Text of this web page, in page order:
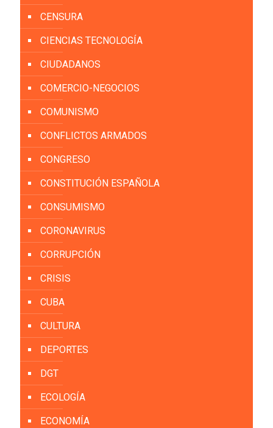
CENSURA
CIENCIAS TECNOLOGÍA
CIUDADANOS
COMERCIO-NEGOCIOS
COMUNISMO
CONFLICTOS ARMADOS
CONGRESO
CONSTITUCIÓN ESPAÑOLA
CONSUMISMO
CORONAVIRUS
CORRUPCIÓN
CRISIS
CUBA
CULTURA
DEPORTES
DGT
ECOLOGÍA
ECONOMÍA